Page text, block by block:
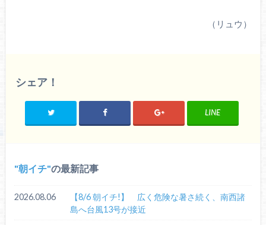
（リュウ）
シェア！
LINE
朝イチ の最新記事
2026.08.06
【8/6 朝イチ!】 広く危険な暑さ続く、南西諸
島へ台風13号が接近